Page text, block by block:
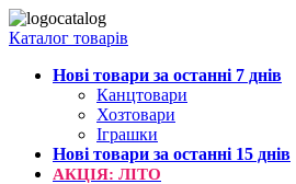
Каталог товарів
Нові товари за останнi 7 днiв
Канцтовари
Хозтовари
Іграшки
Нові товари за останнi 15 днiв
АКЦІЯ: ЛІТО